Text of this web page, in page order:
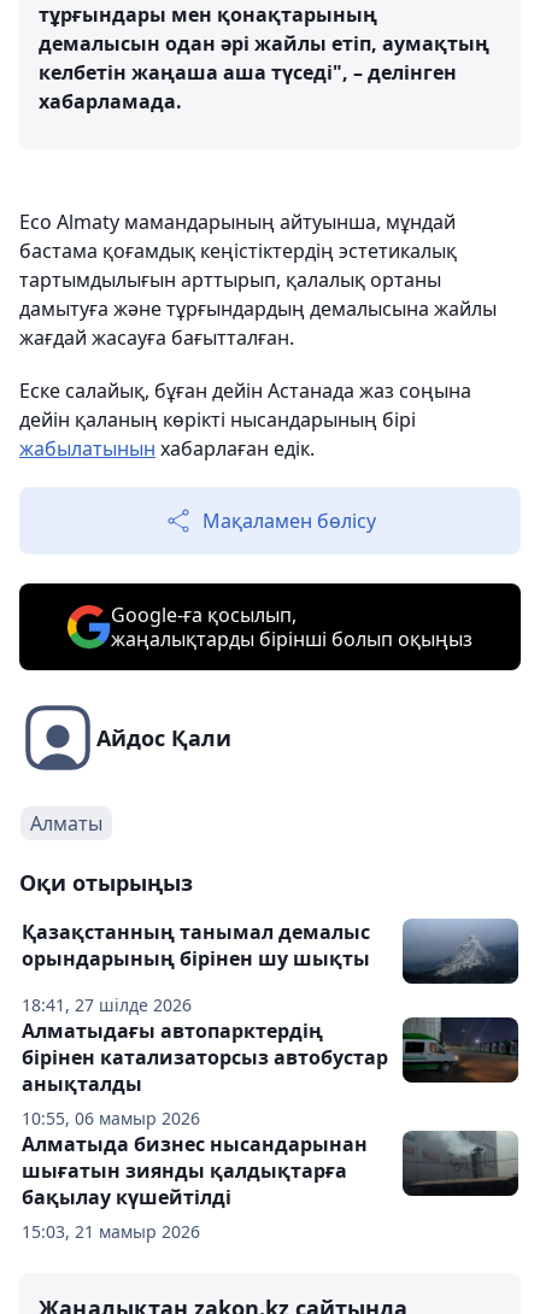
тұрғындары мен қонақтарының
демалысын одан әрі жайлы етіп, аумақтың
келбетін жаңаша аша түседі", – делінген
хабарламада.
Eco Almaty мамандарының айтуынша, мұндай
бастама қоғамдық кеңістіктердің эстетикалық
тартымдылығын арттырып, қалалық ортаны
дамытуға және тұрғындардың демалысына жайлы
жағдай жасауға бағытталған.
Еске салайық, бұған дейін Астанада жаз соңына
дейін қаланың көрікті нысандарының бірі
жабылатынын хабарлаған едік.
Мақаламен бөлісу
Google-ға қосылып,
жаңалықтарды бірінші болып оқыңыз
Айдос Қали
Алматы
Оқи отырыңыз
18:41, 27 шілде 2026
Қазақстанның танымал демалыс
орындарының бірінен шу шықты
10:55, 06 мамыр 2026
Алматыдағы автопарктердің
бірінен катализаторсыз автобустар
анықталды
15:03, 21 мамыр 2026
Алматыда бизнес нысандарынан
шығатын зиянды қалдықтарға
бақылау күшейтілді
Жаңалықтан zakon.kz сайтында